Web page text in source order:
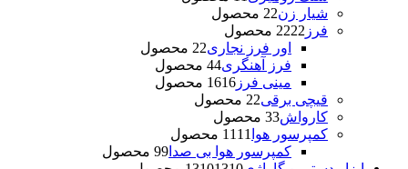
شیار زن 22 محصول
فرز
2222 محصول
اور فرز نجاری 22 محصول
فرز آهنگری 44 محصول
مینی فرز
1616 محصول
قیچی برقی 22 محصول
کارواش 33 محصول
کمپرسور هوا
11 11 محصول
کمپرسور هوا بی صدا
99 محصول